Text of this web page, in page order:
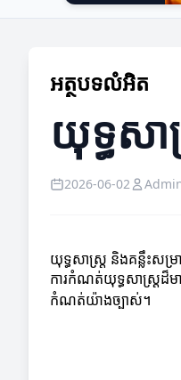
អត្ថបទលំអិត
យុទ្ធសា
2026-06-02
យុទ្ធសាស្ត្រ និងគន្លឹះសម្
ការកំណត់យុទ្ធសាស្ត្រដ៏ម
កំណត់យ៉ាងច្បាស់។